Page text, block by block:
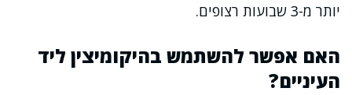
יותר מ-3 שבועות רצופים.
האם אפשר להשתמש בהיקומיצין ליד
העיניים?